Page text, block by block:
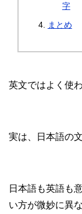
字
まとめ
英文ではよく使
実は、日本語の
日本語も英語も
い方が微妙に異